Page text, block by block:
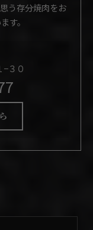
う存分焼肉をお
す。
３０